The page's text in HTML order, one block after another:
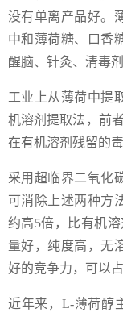
没有单离产品好。
中和薄荷糖、口香
醒脑、针灸、清毒剂
工业上从薄荷中提
机溶剂提取法，前
在有机溶剂残留的毒
采用超临界二氧化
可消除上述两种方
约高5倍，比有机
量好，纯度高，无
好的竞争力，可以占
近年来，L-薄荷醇